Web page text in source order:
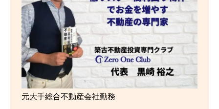
元大手総合不動産会社勤務